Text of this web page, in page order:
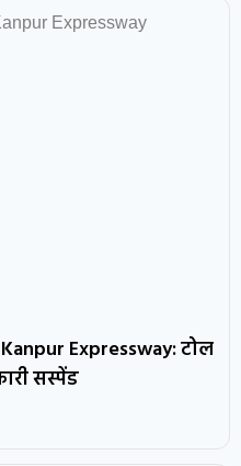
Expressway: टोल
सस्पेंड